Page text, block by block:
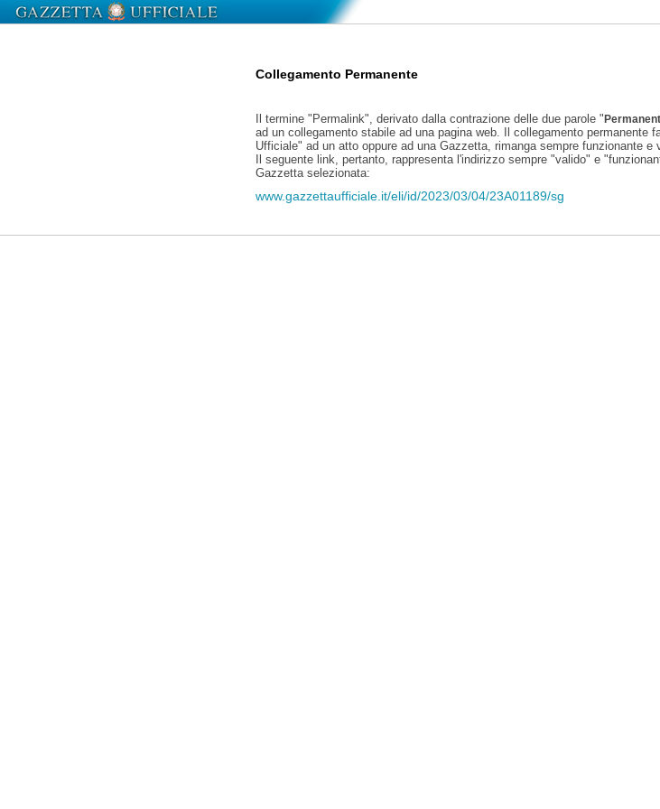
Collegamento Permanente
Il termine "Permalink", derivato dalla contrazione delle due parole "
ad un collegamento stabile ad una pagina web. Il collegamento
Ufficiale" ad un atto oppure ad una Gazzetta, rimanga sempre funzionante e
Il seguente link, pertanto, rappresenta l'indirizzo sempre "valido" e
Gazzetta selezionata:
www.gazzettaufficiale.it/eli/id/2023/03/04/23A01189/sg